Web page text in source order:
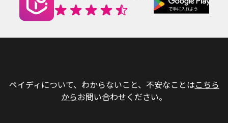
ペイディについて、わからないこと、不安なことはこちら
からお問い合わせください。